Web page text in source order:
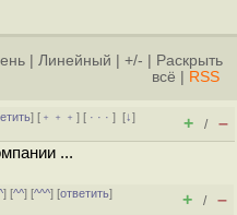
Линейный +/-
Раскрыть
всё
RSS
] [ ﹢﹢﹢] [ · · ·][↓]
+ / –
...
] [^^] [^^^] [ответить]
+ / –